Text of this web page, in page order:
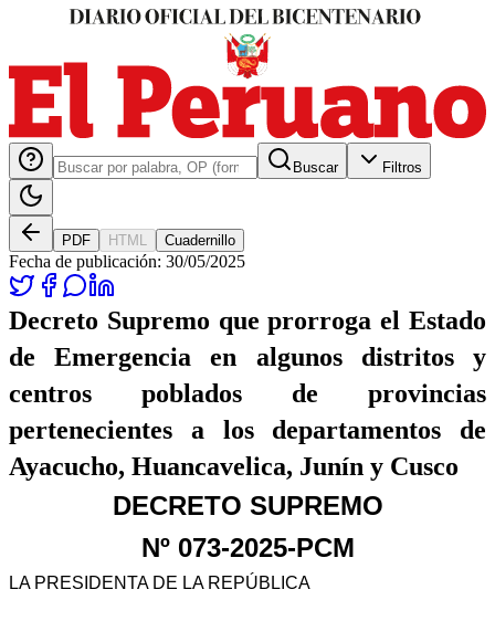
Buscar Filtros
PDF HTML Cuadernillo
Fecha de publicación: 30/05/2025
Decreto Supremo que prorroga el Estado
de Emergencia en algunos distritos y
centros poblados de provincias
pertenecientes a los departamentos de
Ayacucho, Huancavelica, Junín y Cusco
DECRETO SUPREMO
Nº 073-2025-PCM
LA PRESIDENTA DE LA REPÚBLICA